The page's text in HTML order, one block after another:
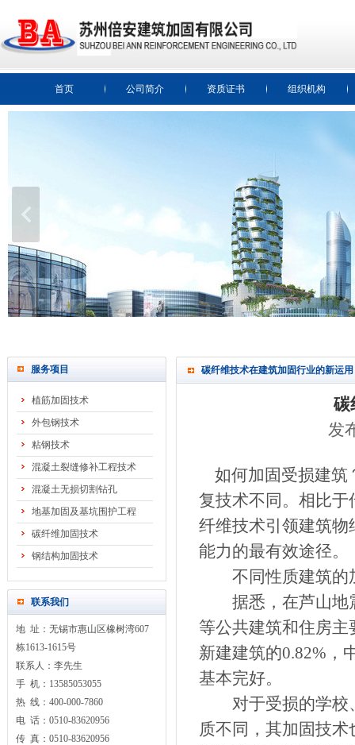
首页 公司简介 资质证书 组织机构
服务项目
植筋加固技术
外包钢技术
粘钢技术
混凝土裂缝修补工程技术
混凝土无损切割钻孔
地基加固及基坑围护工程
碳纤维加固技术
钢结构加固技术
联系我们
地 址：无锡市惠山区橡树湾607
栋1613-1615号
联系人：李先生
手 机：13585053055
热 线：400-000-7860
电 话：0510-83620956
传 真：0510-83620956
碳纤维技术在建筑加固行业的新运用
碳
发
如何加固受损建筑
复技术不同。相比
纤维技术引领建筑
能力的最有效途径。
不同性质建筑的
据悉，在芦山地震
等公共建筑和住房
新建建筑的0.82%，
基本完好。
对于受损的学校、
质不同，其加固技